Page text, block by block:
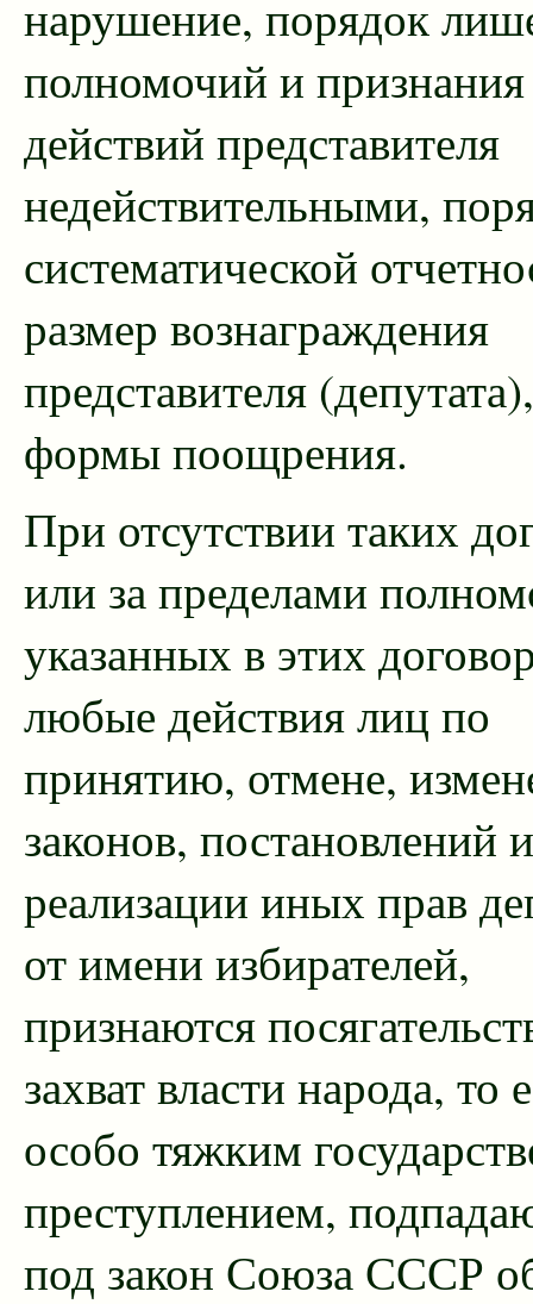
нарушение, порядок
полномочий и признания
действий представителя
недействительными,
систематической
размер вознаграждения
представителя
формы поощрения.
При отсутствии таких
или за пределами
указанных в этих
любые действия лиц по
принятию, отмене,
законов, постановлений и
реализации иных прав
от имени избирателей,
признаются
захват власти народа, то
особо тяжким
преступлением,
под закон Союза СССР